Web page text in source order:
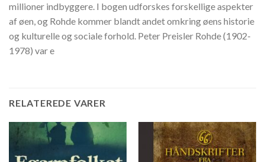
millioner indbyggere. I bogen udforskes forskellige aspekter
af øen, og Rohde kommer blandt andet omkring øens historie
og kulturelle og sociale forhold. Peter Preisler Rohde (1902-
1978) var e
RELATEREDE VARER